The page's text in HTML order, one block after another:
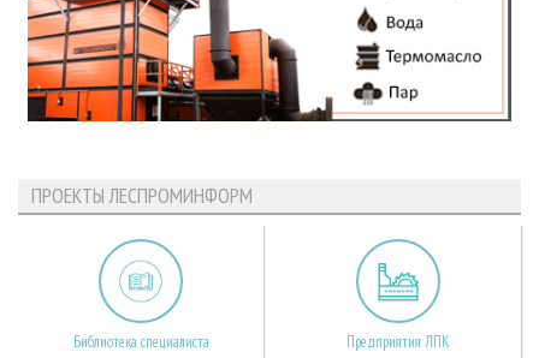
ПРОЕКТЫ ЛЕСПРОМИНФОРМ
Библиотека специалиста Предприятия ЛПК